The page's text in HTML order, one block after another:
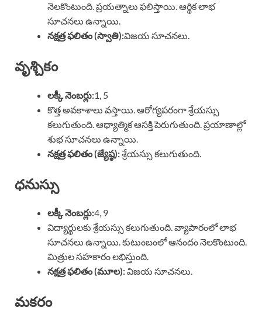
నెలకొంటుంది. ప్రయత్నాలు ఫలిస్తాయి. ఆర్థిక లాభ
సూచనలు ఉన్నాయి.
నక్షత్ర ఫలితం (స్వాతి):విజయ సూచనలు.
వృశ్చికం
లక్కీ నెంబర్లు:1, 5
కొత్త అవకాశాలు వస్తాయి. ఆరోగ్యపరంగా శ్రేయస్సు
కలుగుతుంది. ఆధ్యాత్మిక ఆసక్తి పెరుగుతుంది. ప్రయాణాల్లో
శుభ సూచనలు ఉన్నాయి.
నక్షత్ర ఫలితం (జ్యేష్ఠ):శ్రేయస్సు కలుగుతుంది.
ధనుస్సు
లక్కీ నెంబర్లు:4, 9
విద్యార్థులకు శ్రేయస్సు కలుగుతుంది. వ్యాపారంలో లాభ
సూచనలు ఉన్నాయి. కుటుంబంలో ఆనందం నెలకొంటుంది.
మిత్రుల సహకారం లభిస్తుంది.
నక్షత్ర ఫలితం (మూల):విజయ సూచనలు.
మకరం